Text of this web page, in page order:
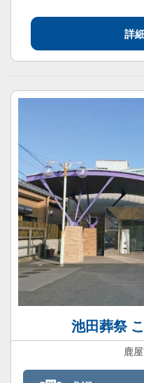
詳
池田葬祭
鹿